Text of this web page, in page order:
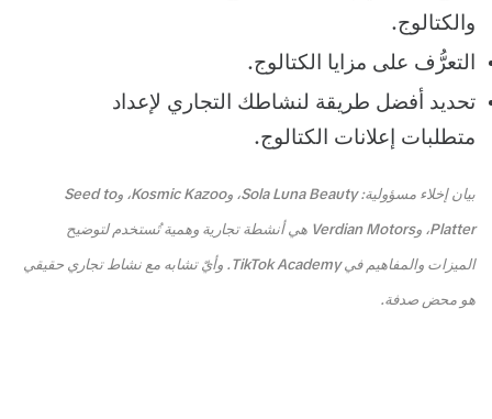
والكتالوج.
التعرُّف على مزايا الكتالوج.
تحديد أفضل طريقة لنشاطك التجاري لإعداد
متطلبات إعلانات الكتالوج.
بيان إخلاء مسؤولية: Sola Luna Beauty، وKosmic Kazoo، وSeed to
Platter، وVerdian Motors هي أنشطة تجارية وهمية تُستخدم لتوضيح
الميزات والمفاهيم في TikTok Academy. وأيّ تشابه مع نشاط تجاري حقيقي
هو محض صدفة.